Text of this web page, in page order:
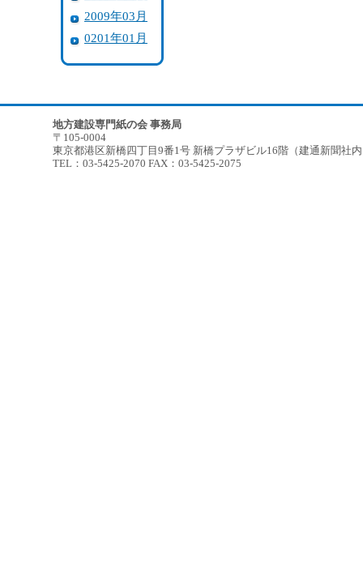
2009年03月
0201年01月
地方建設専門紙の会 事務局
〒105-0004
東京都港区新橋四丁目9番1号 新橋プラザビル16階（建通新聞社
TEL：03-5425-2070 FAX：03-5425-2075